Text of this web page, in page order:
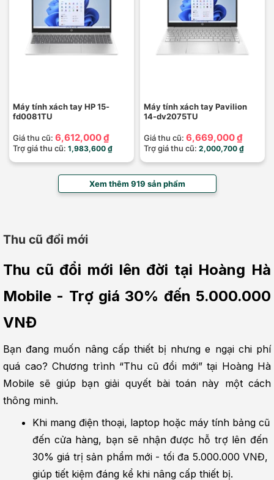
Máy tính xách tay HP 15-
fd0081TU
Giá thu cũ: 6,612,000 ₫
Trợ giá thu cũ: 1,983,600 ₫
Máy tính xách tay Pavilion
14-dv2075TU
Giá thu cũ: 6,669,000 ₫
Trợ giá thu cũ: 2,000,700 ₫
Xem thêm 919 sản phẩm
Thu cũ đổi mới
Thu cũ đổi mới lên đời tại Hoàng Hà
Mobile - Trợ giá 30% đến 5.000.000
VNĐ
Bạn đang muốn nâng cấp thiết bị nhưng e ngại chi phí
quá cao? Chương trình “Thu cũ đổi mới” tại Hoàng Hà
Mobile sẽ giúp bạn giải quyết bài toán này một cách
thông minh.
Khi mang điện thoại, laptop hoặc máy tính bảng cũ
đến cửa hàng, bạn sẽ nhận được hỗ trợ lên đến
30% giá trị sản phẩm mới - tối đa 5.000.000 VNĐ,
giúp tiết kiệm đáng kể khi nâng cấp thiết bị.